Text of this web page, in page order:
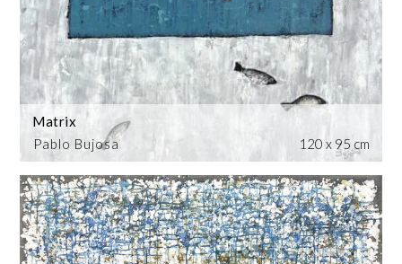
Pablo Bujosa
Matrix
120 x 95 cm